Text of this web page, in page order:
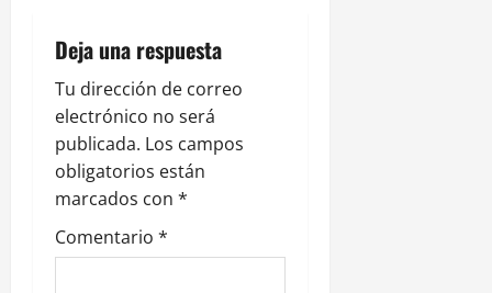
n
d
e
e
n
Deja una respuesta
Tu dirección de correo
electrónico no será
publicada. Los campos
obligatorios están
marcados con *
Comentario *